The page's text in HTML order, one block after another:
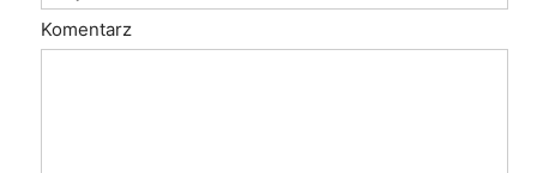
Komentarz